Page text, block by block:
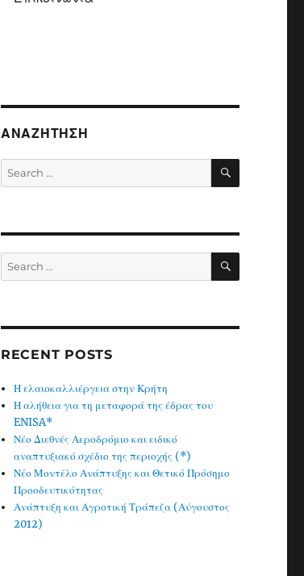
ΑΝΑΖΉΤΗΣΗ
Search
for:
SEARCH
Search
for:
SEARCH
RECENT POSTS
Η ελαιοκαλλιέργεια στην Κρήτη
Η αλήθεια για τη μεταφορά της έδρας του
ENISA*
Νέο Διεθνές Αεροδρόμιο και ειδικό
αναπτυξιακό σχέδιο της περιοχής (*)
Νέο Μοντέλο Ανάπτυξης και Θετικό Πρόσημο
Προοδευτικότητας
Ανάπτυξη και Αγροτική Τράπεζα (Αύγουστος
2012)